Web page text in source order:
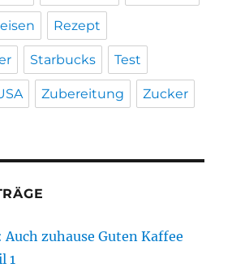
Rezept
Starbucks Test
Zubereitung Zucker
zuhause Guten Kaffee
1